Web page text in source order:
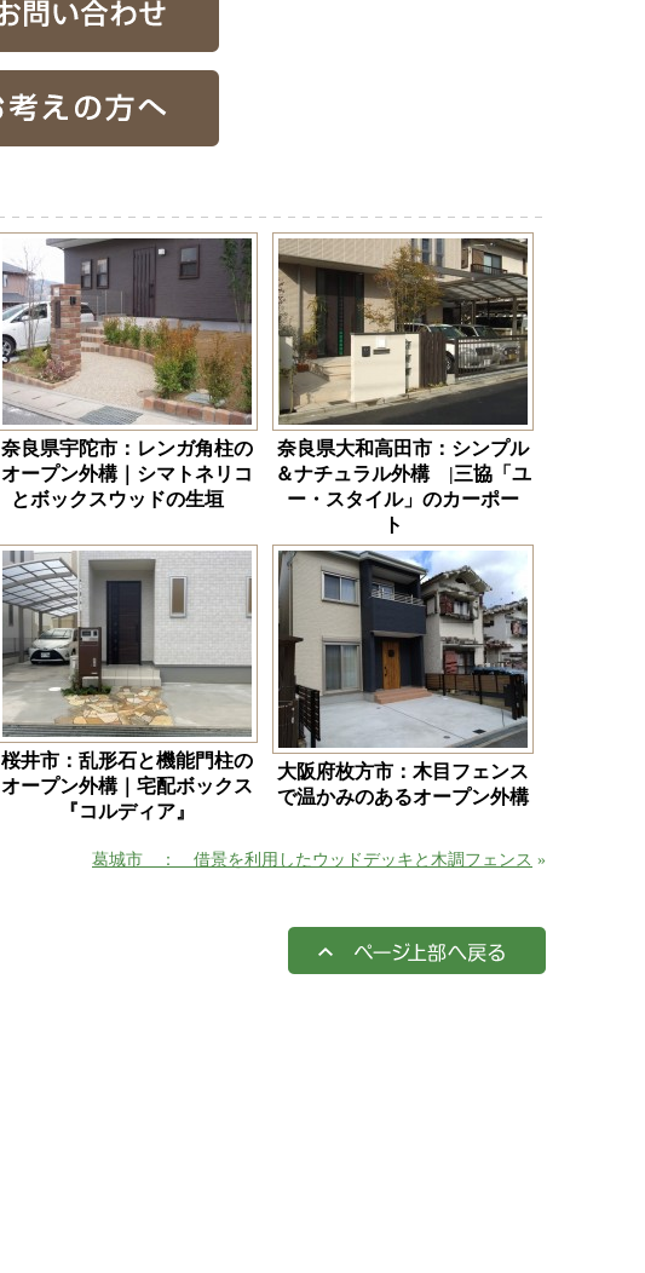
奈良県宇陀市：レンガ角柱の
オープン外構｜シマトネリコ
とボックスウッドの生垣
奈良県大和高田市：シンプル
＆ナチュラル外構 |三協「ユ
ー・スタイル」のカーポー
ト
桜井市：乱形石と機能門柱の
オープン外構｜宅配ボックス
『コルディア』
大阪府枚方市：木目フェンス
で温かみのあるオープン外構
葛城市 ： 借景を利用したウッドデッキと木調フェンス »